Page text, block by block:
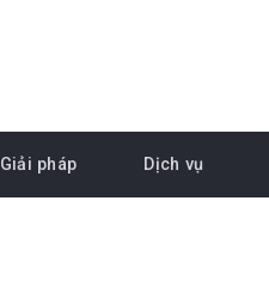
Giải pháp Dịch vụ